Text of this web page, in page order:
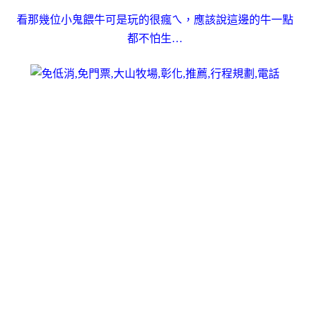
看那幾位小鬼餵牛可是玩的很瘋ㄟ，應該說這邊的牛一點
都不怕生…